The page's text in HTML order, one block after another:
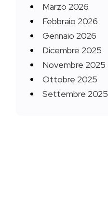
Marzo 2026
Febbraio 2026
Gennaio 2026
Dicembre 2025
Novembre 2025
Ottobre 2025
Settembre 2025